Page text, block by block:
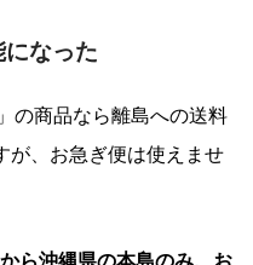
なった
の商品なら離島への送料
が、お急ぎ便は使えませ